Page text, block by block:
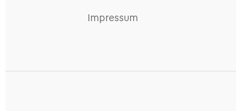
Impressum